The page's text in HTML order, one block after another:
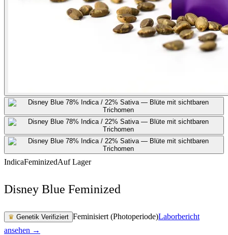
IndicaFeminizedAuf Lager
Disney Blue Feminized
♛ Genetik Verifiziert Feminisiert (Photoperiode)Laborbericht
ansehen →